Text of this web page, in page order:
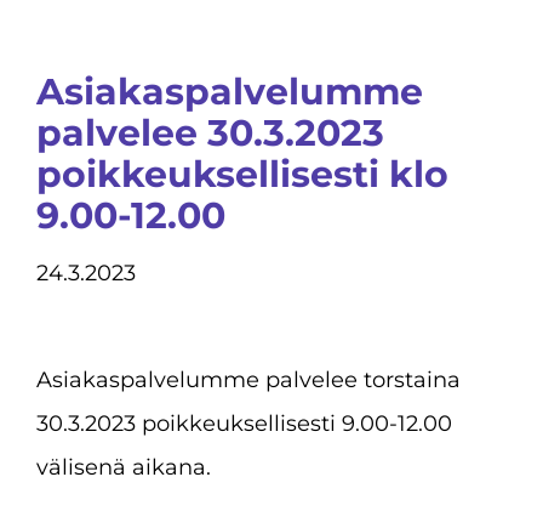
Asiakaspalvelumme
palvelee 30.3.2023
poikkeuksellisesti klo
9.00-12.00
24.3.2023
Asiakaspalvelumme palvelee torstaina
30.3.2023 poikkeuksellisesti 9.00-12.00
välisenä aikana.